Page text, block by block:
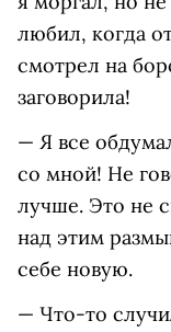
любил, когда
смотрел на
заговорила!
— Я все
со мной! Не
лучше. Это не
над этим
себе новую.
— Что-то